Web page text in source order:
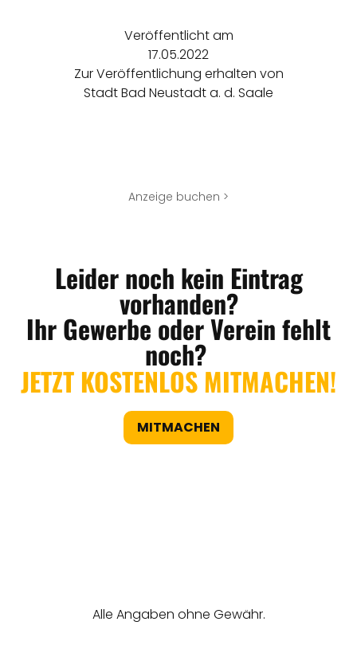
Veröffentlicht am
17.05.2022
Zur Veröffentlichung erhalten von
Stadt Bad Neustadt a. d. Saale
Anzeige buchen >
Leider noch kein Eintrag
vorhanden?
Ihr Gewerbe oder Verein fehlt
noch?
JETZT KOSTENLOS MITMACHEN!
MITMACHEN